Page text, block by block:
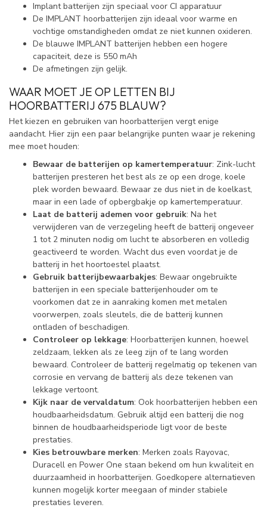
Implant batterijen zijn speciaal voor CI apparatuur
De IMPLANT hoorbatterijen zijn ideaal voor warme en
vochtige omstandigheden omdat ze niet kunnen oxideren.
De blauwe IMPLANT batterijen hebben een hogere
capaciteit, deze is 550 mAh
De afmetingen zijn gelijk.
WAAR MOET JE OP LETTEN BIJ
HOORBATTERIJ 675 BLAUW?
Het kiezen en gebruiken van hoorbatterijen vergt enige
aandacht. Hier zijn een paar belangrijke punten waar je rekening
mee moet houden:
Bewaar de batterijen op kamertemperatuur: Zink-lucht
batterijen presteren het best als ze op een droge, koele
plek worden bewaard. Bewaar ze dus niet in de koelkast,
maar in een lade of opbergbakje op kamertemperatuur.
Laat de batterij ademen voor gebruik: Na het
verwijderen van de verzegeling heeft de batterij ongeveer
1 tot 2 minuten nodig om lucht te absorberen en volledig
geactiveerd te worden. Wacht dus even voordat je de
batterij in het hoortoestel plaatst.
Gebruik batterijbewaarbakjes: Bewaar ongebruikte
batterijen in een speciale batterijenhouder om te
voorkomen dat ze in aanraking komen met metalen
voorwerpen, zoals sleutels, die de batterij kunnen
ontladen of beschadigen.
Controleer op lekkage: Hoorbatterijen kunnen, hoewel
zeldzaam, lekken als ze leeg zijn of te lang worden
bewaard. Controleer de batterij regelmatig op tekenen van
corrosie en vervang de batterij als deze tekenen van
lekkage vertoont.
Kijk naar de vervaldatum: Ook hoorbatterijen hebben een
houdbaarheidsdatum. Gebruik altijd een batterij die nog
binnen de houdbaarheidsperiode ligt voor de beste
prestaties.
Kies betrouwbare merken: Merken zoals Rayovac,
Duracell en Power One staan bekend om hun kwaliteit en
duurzaamheid in hoorbatterijen. Goedkopere alternatieven
kunnen mogelijk korter meegaan of minder stabiele
prestaties leveren.